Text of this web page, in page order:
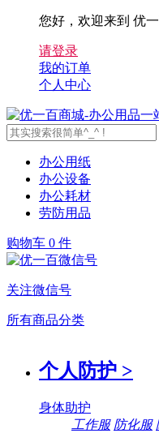
您好，欢迎来到 优
请登录
我的订单
个人中心
办公用纸
办公设备
办公耗材
劳防用品
购物车 0 件
关注微信号
所有商品分类
个人防护 >
身体助护
工作服 防化服